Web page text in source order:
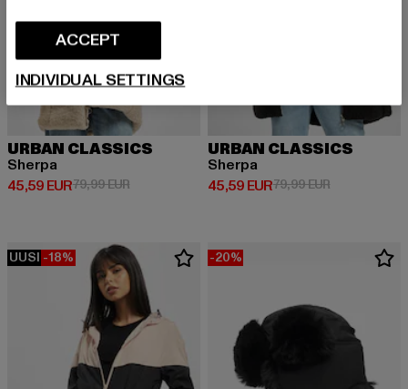
URBAN CLASSICS
Sherpa
45,59 EUR
Ajankohtainen hinta: 45,59 EUR
79,99 EURKampanjahinta: 79,99 EUR
URBAN CLASSICS
Sherpa
45,59 EUR
Ajankohtainen hinta: 45,59 EUR
79,99 EUR
UUSI -18% -20%
ACCEPT
INDIVIDUAL SETTINGS